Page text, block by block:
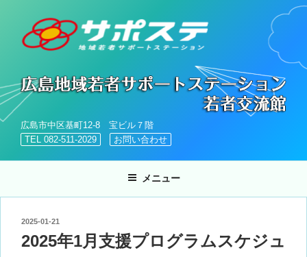
へ
ス
キ
広島市中区基町12-8 宝ビル７階
TEL 082-511-2029
お問い合わせ
メニュー
投
日:
2025-01-21
2025年1月支援プログラムスケジュ